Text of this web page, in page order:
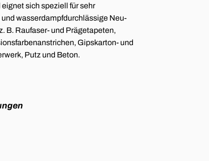
sich speziell für sehr
wasserdampfdurchlässige Neu-
B. Raufaser- und Prägetapeten,
Gipskarton- und
Putz und Beton.